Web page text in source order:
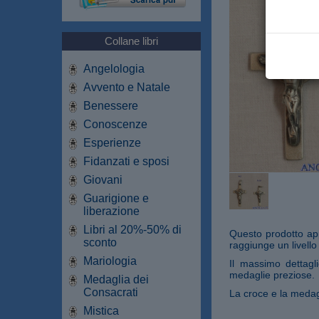
Collane libri
Angelologia
Avvento e Natale
Benessere
Conoscenze
Esperienze
Fidanzati e sposi
Giovani
Guarigione e
liberazione
Libri al 20%-50% di
sconto
Mariologia
Medaglia dei
Consacrati
Mistica
Questo prodotto
raggiunge un
Il massimo
medaglie preziose.
La croce e la